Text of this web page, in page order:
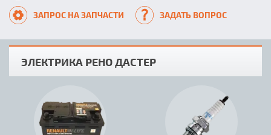
ЗАПРОС НА ЗАПЧАСТИ ЗАДАТЬ ВОПРОС
ЭЛЕКТРИКА РЕНО ДАСТЕР